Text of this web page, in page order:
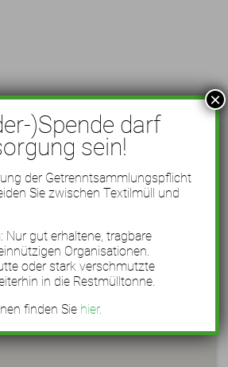
)Spende darf
sein!
der Getrenntsammlungspflicht
Sie zwischen Textilmüll und
: Nur gut erhaltene, tragbare
Organisationen.
oder stark verschmutzte
in die Restmülltonne.
finden Sie hier.
×